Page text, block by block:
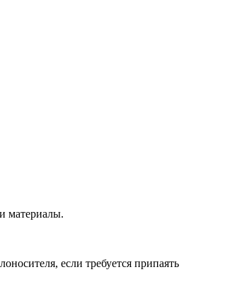
материалы.
если требуется припаять